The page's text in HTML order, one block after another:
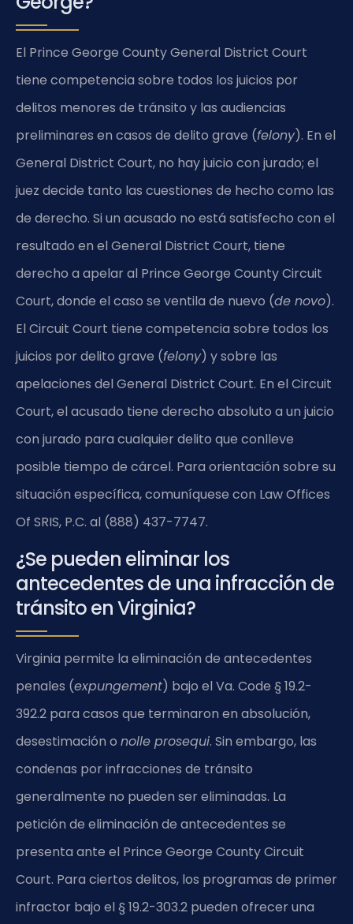
El Prince George County General District Court
tiene competencia sobre todos los juicios por
delitos menores de tránsito y las audiencias
preliminares en casos de delito grave (felony). En el
General District Court, no hay juicio con jurado; el
juez decide tanto las cuestiones de hecho como las
de derecho. Si un acusado no está satisfecho con el
resultado en el General District Court, tiene
derecho a apelar al Prince George County Circuit
Court, donde el caso se ventila de nuevo (de novo).
El Circuit Court tiene competencia sobre todos los
juicios por delito grave (felony) y sobre las
apelaciones del General District Court. En el Circuit
Court, el acusado tiene derecho absoluto a un juicio
con jurado para cualquier delito que conlleve
posible tiempo de cárcel. Para orientación sobre su
situación específica, comuníquese con Law Offices
Of SRIS, P.C. al (888) 437-7747.
¿Se pueden eliminar los
antecedentes de una infracción de
tránsito en Virginia?
Virginia permite la eliminación de antecedentes
penales (expungement) bajo el Va. Code § 19.2-
392.2 para casos que terminaron en absolución,
desestimación o nolle prosequi. Sin embargo, las
condenas por infracciones de tránsito
generalmente no pueden ser eliminadas. La
petición de eliminación de antecedentes se
presenta ante el Prince George County Circuit
Court. Para ciertos delitos, los programas de primer
infractor bajo el § 19.2-303.2 pueden ofrecer una